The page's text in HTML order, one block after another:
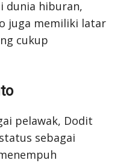
dunia hiburan,
juga memiliki latar
cukup
pelawak, Dodit
sebagai